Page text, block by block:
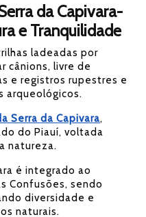
da Capivara-
e Tranquilidade
ladeadas por
cânions, livre de
e registros rupestres e
arqueológicos.
Serra da Capivara,
do Piauí, voltada
natureza.
é integrado ao
Confusões, sendo
diversidade e
naturais.